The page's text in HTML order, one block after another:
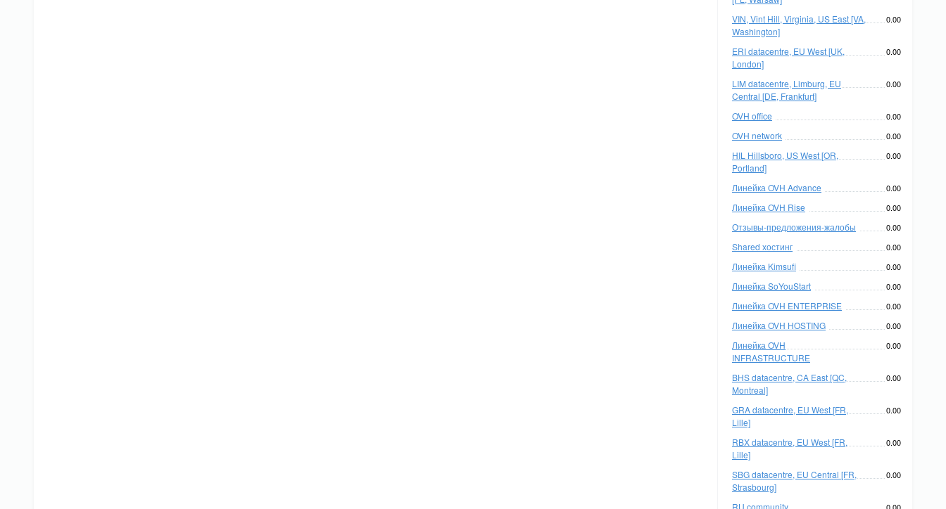
VIN, Vint Hill, Virginia, US East [VA,
Washington]
0.00
ERI datacentre, EU West [UK,
London]
0.00
LIM datacentre, Limburg, EU
Central [DE, Frankfurt]
0.00
OVH office 0.00
OVH network 0.00
HIL Hillsboro, US West [OR,
Portland]
0.00
Линейка OVH Advance 0.00
Линейка OVH Rise 0.00
Отзывы-предложения-жалобы 0.00
Shared хостинг 0.00
Линейка Kimsufi 0.00
Линейка SoYouStart 0.00
Линейка OVH ENTERPRISE 0.00
Линейка OVH HOSTING 0.00
Линейка OVH
INFRASTRUCTURE
0.00
BHS datacentre, CA East [QC,
Montreal]
0.00
GRA datacentre, EU West [FR,
Lille]
0.00
RBX datacentre, EU West [FR,
Lille]
0.00
SBG datacentre, EU Central [FR,
Strasbourg]
0.00
RU community